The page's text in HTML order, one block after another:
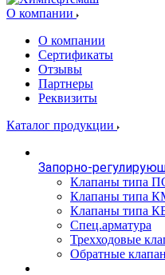
О компании
О компании
Сертификаты
Отзывы
Партнеры
Реквизиты
Каталог продукции
Запорно-
Клапаны типа
Клапаны типа
Клапаны типа
Спец.арматура
Трехходовые
Обратные